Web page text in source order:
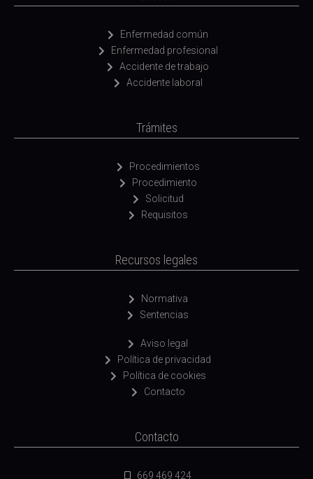
Enfermedad común
Enfermedad profesional
Accidente de trabajo
Accidente laboral
Trámites
Procedimientos
Procedimiento
Solicitud
Requisitos
Recursos legales
Normativa
Sentencias
Aviso legal
Política de privacidad
Política de cookies
Contacto
Contacto
669 469 424